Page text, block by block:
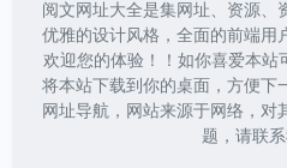
阅文网址大全是集网址、资源、
优雅的设计风格，全面的前端用
欢迎您的体验！！如你喜爱本站
将本站下载到你的桌面，方便下
网址导航，网站来源于网络，对
题，请联系